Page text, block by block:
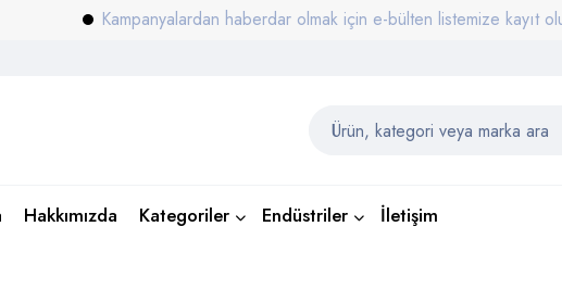
Kampanyalardan haberdar olmak için e-bülten listemize kayıt olunuz.
Hakkımızda Kategoriler Endüstriler İletişim